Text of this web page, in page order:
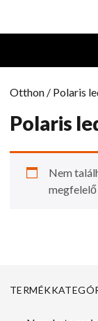
Otthon / Polaris
Polaris
Nem